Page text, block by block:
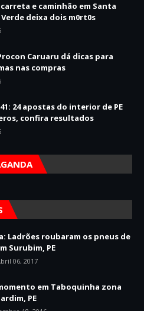
e caminhão em Santa
deixa dois m0rt0s
Caruaru dá dicas para
nas compras
24 apostas do interior de PE
confira resultados
Ladrões roubaram os pneus de
Surubim, PE
06, 2017
em Taboquinha zona
PE